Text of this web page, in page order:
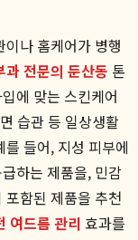
나 홈케어가 병행
과 전문의 둔산동 톤
에 맞는 스킨케어
습관 등 일상생활
들어, 지성 피부에
하는 제품을, 민감
함된 제품을 추천
여드름 관리 효과를